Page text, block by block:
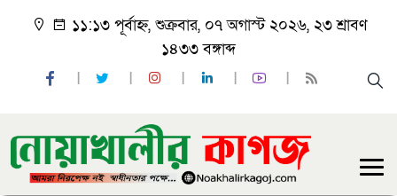
১১:১৩ পূর্বাহ্ন, শুক্রবার, ০৭ অগাস্ট ২০২৬, ২৩ শ্রাবণ
১৪৩৩ বঙ্গাব্দ